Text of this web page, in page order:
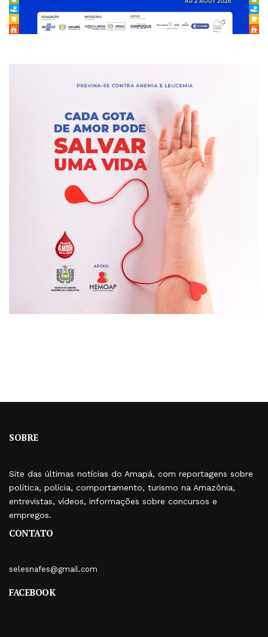
SOBRE
Site das últimas notícias do Amapá, com reportagens sobre
política, polícia, comportamento, turismo na Amazônia,
entrevistas, vídeos, informações sobre concursos e
empregos.
CONTATO
selesnafes@gmail.com
FACEBOOK